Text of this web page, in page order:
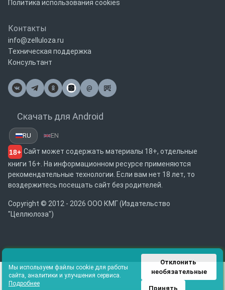
Политика использования cookies
Контакты
info@zelluloza.ru
Техническая поддержка
Консультант
@
Почта
Скачать для Android
RU EN
18+ Сайт может содержать материалы 18+, отдельные
книги 16+. На информационном ресурсе применяются
рекомендательные технологии. Если вам нет 18 лет, то
воздержитесь посещать сайт без родителей.
Copyright © 2012 - 2026 ООО КМГ (Издательство
"Целлюлоза")
Мы используем файлы cookie для работы
сайта, аналитики и улучшения сервиса.
Подробнее
Отклонить
необязательные
Принять